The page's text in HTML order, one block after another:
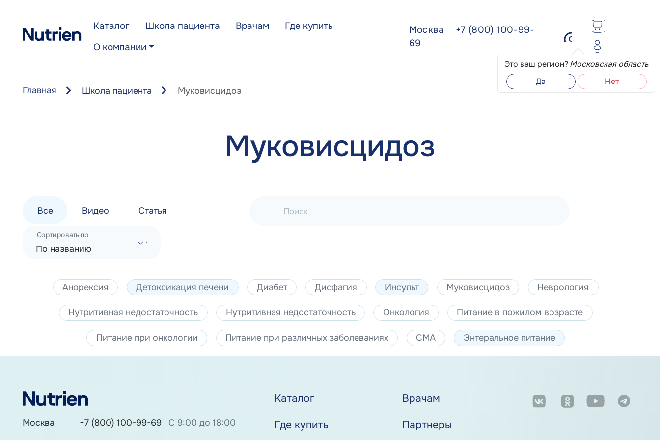
Каталог Школа пациента Врачам
Где купить
О компании
Москва
+7 (800) 100-99-
69
Это ваш регион?Московская область
Да
Нет
Главная Школа пациента Муковисцидоз
Муковисцидоз
Все Видео Статья Поиск
По названию
Сортировать по
Анорексия Детоксикация печени Диабет Дисфагия Инсульт Муковисцидоз Неврология
Нутритивная недостаточность Нутритивная недостаточность Онкология Питание в пожилом возрасте
Питание при онкологии Питание при различных заболеваниях СМА Энтеральное питание
Москва +7 (800) 100-99-69
С 9:00 до 18:00
Каталог Врачам
Где купить Партнеры